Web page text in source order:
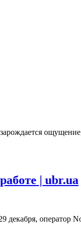
| ubr.ua
декабря,